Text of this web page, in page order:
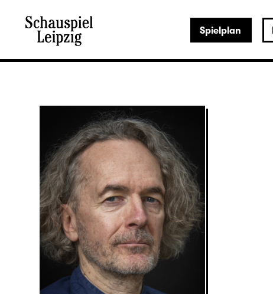
Spielplan